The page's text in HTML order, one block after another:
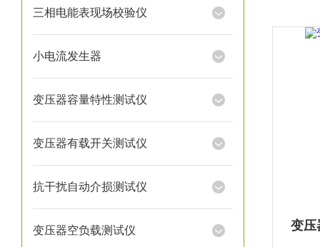
三相电能表现场校验仪
小电流发生器
变压器容量特性测试仪
变压器有载开关测试仪
抗干扰自动介损测试仪
变压器空负载测试仪 变压